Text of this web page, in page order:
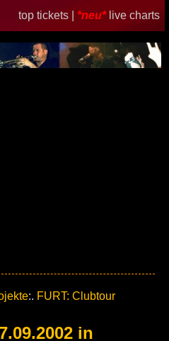
top tickets | *neu* live charts
:. FURT: Clubtour
in